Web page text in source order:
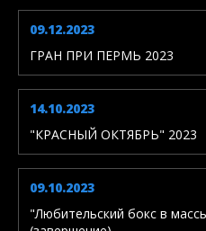
09.12.2023
ГРАН ПРИ ПЕРМЬ 2023
14.10.2023
"КРАСНЫЙ ОКТЯБРЬ" 2023
09.10.2023
"Любительский бокс в